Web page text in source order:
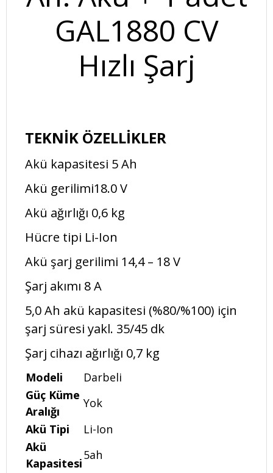
GAL1880 CV
Hızlı Şarj
TEKNİK ÖZELLİKLER
Akü kapasitesi 5 Ah
Akü gerilimi18.0 V
Akü ağırlığı 0,6 kg
Hücre tipi Li-Ion
Akü şarj gerilimi 14,4 – 18 V
Şarj akımı 8 A
5,0 Ah akü kapasitesi (%80/%100) için
şarj süresi yakl. 35/45 dk
Şarj cihazı ağırlığı 0,7 kg
Modeli
Darbeli
Güç Küme
Aralığı
Yok
Akü Tipi
Li-Ion
Akü
Kapasitesi
5ah